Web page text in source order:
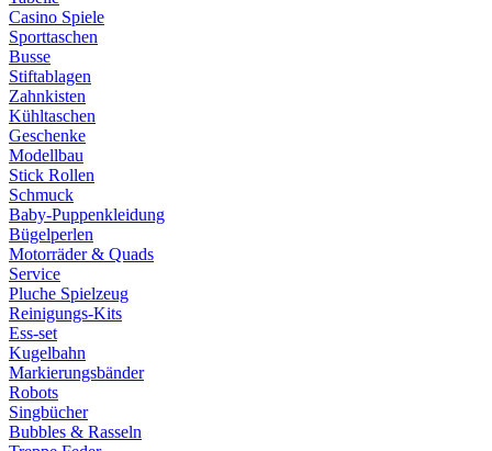
Casino Spiele
Sporttaschen
Busse
Stiftablagen
Zahnkisten
Kühltaschen
Geschenke
Modellbau
Stick Rollen
Schmuck
Baby-Puppenkleidung
Bügelperlen
Motorräder & Quads
Service
Pluche Spielzeug
Reinigungs-Kits
Ess-set
Kugelbahn
Markierungsbänder
Robots
Singbücher
Bubbles & Rasseln